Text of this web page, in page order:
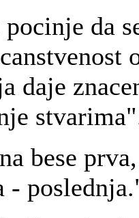
da
daje
bese
-